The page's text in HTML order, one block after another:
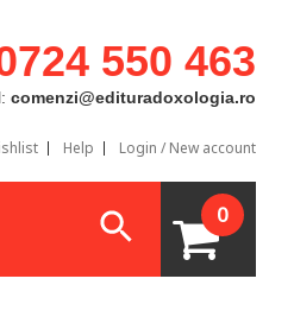
550 463
comenzi@edituradoxologia.ro
Help Login / New account
0